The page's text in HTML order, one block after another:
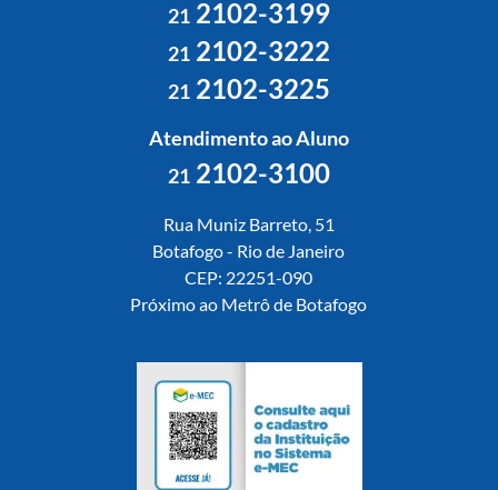
212102-3199
212102-3222
212102-3225
Atendimento ao Aluno
212102-3100
Rua Muniz Barreto, 51
Botafogo - Rio de Janeiro
CEP: 22251-090
Próximo ao Metrô de Botafogo